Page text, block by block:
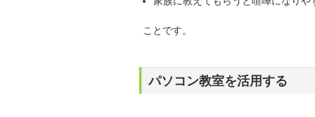
ことです。
パソコン教室を活用する